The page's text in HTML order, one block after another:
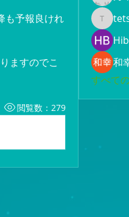
も予報良けれ
ますのでこ
閲覧数：279
和
すべて